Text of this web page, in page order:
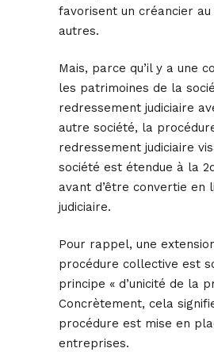
favorisent un créancier
autres.
Mais, parce qu’il y a une
les patrimoines de la
redressement judiciaire
autre société, la
redressement judiciaire
société est étendue à la
avant d’être convertie en
judiciaire.
Pour rappel, une
procédure collective est
principe « d’unicité de la
Concrètement, cela
procédure est mise en
entreprises.